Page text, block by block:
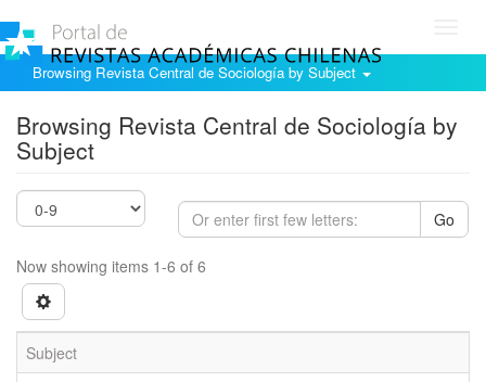
Browsing Revista Central de Sociología by Subject
Browsing Revista Central de Sociología by
Subject
Go
Now showing items 1-6 of 6
Subject